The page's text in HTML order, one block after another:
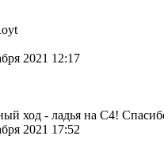
2021 12:17
ход - ладья на C4!
2021 17:52